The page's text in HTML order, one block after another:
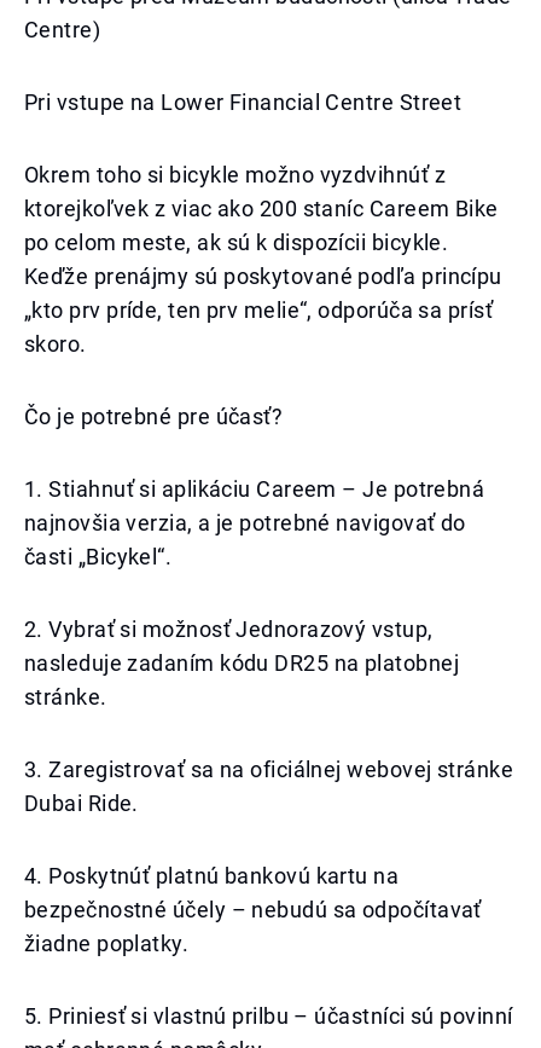
Centre)
Pri vstupe na Lower Financial Centre Street
Okrem toho si bicykle možno vyzdvihnúť z
ktorejkoľvek z viac ako 200 staníc Careem Bike
po celom meste, ak sú k dispozícii bicykle.
Keďže prenájmy sú poskytované podľa princípu
„kto prv príde, ten prv melie“, odporúča sa prísť
skoro.
Čo je potrebné pre účasť?
1. Stiahnuť si aplikáciu Careem – Je potrebná
najnovšia verzia, a je potrebné navigovať do
časti „Bicykel“.
2. Vybrať si možnosť Jednorazový vstup,
nasleduje zadaním kódu DR25 na platobnej
stránke.
3. Zaregistrovať sa na oficiálnej webovej stránke
Dubai Ride.
4. Poskytnúť platnú bankovú kartu na
bezpečnostné účely – nebudú sa odpočítavať
žiadne poplatky.
5. Priniesť si vlastnú prilbu – účastníci sú povinní